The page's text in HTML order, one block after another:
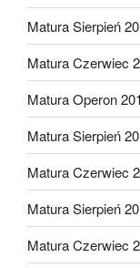
Matura Sierpień
Matura Czerwiec
Matura Operon
Matura Sierpień
Matura Czerwiec
Matura Sierpień
Matura Czerwiec